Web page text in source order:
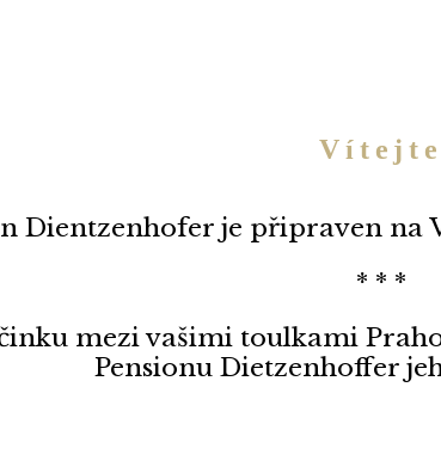
Vítejte
Dientzenhofer je připraven na
* * *
mezi vašimi toulkami
Pensionu Dietzenhoffer